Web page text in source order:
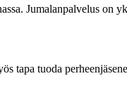
Jumalanpalvelus on
tapa tuoda